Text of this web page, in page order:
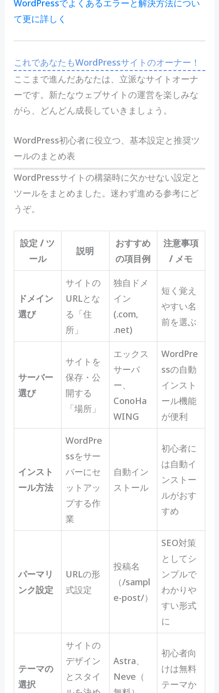
WordPressでよくあるエラーと解決方法につい
て更に詳しく
これであなたもWordPressサイトのオーナー！
ここまで進んだあなたは、立派なサイトオーナ
ーです。新たなウェブサイトの運営を楽しみな
がら、どんどん成長していきましょう。
WordPress初心者に役立つ、基本設定と推奨ツ
ールのまとめ表
WordPressサイトの構築時に欠かせない設定と
ツールをまとめました。迷わず進める参考にど
うぞ。
設定 / ツ
ール
説明
おすすめ
の項目例
注意事項
/ メモ
ドメイン
選び
サイトの
URLとな
る「住
所」
独自ドメ
イン
(.com,
.net)
短く覚え
やすい名
前を選ぶ
サーバー
選び
サイトを
保存・公
開する
「場所」
エックス
サーバ
ー、
ConoHa
WING
WordPre
ssの自動
インスト
ール機能
が便利
インスト
ール方法
WordPre
ssをサー
バーにセ
ットアッ
プする作
業
自動イン
ストール
初心者に
は自動イ
ンストー
ルがおす
すめ
パーマリ
ンク設定
URLの形
式設定
投稿名
（/sampl
e-post/）
SEO対策
としてシ
ンプルで
わかりや
すい形式
に
テーマの
選択
サイトの
デザイン
とスタイ
Astra、
Neve（
初心者向
けは無料
テーマか